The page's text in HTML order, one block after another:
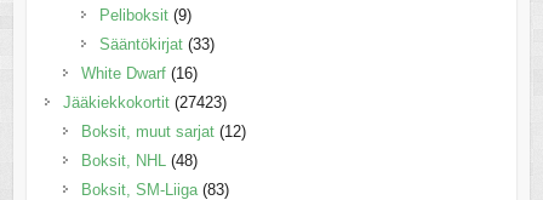
Peliboksit (9)
Sääntökirjat (33)
White Dwarf (16)
Jääkiekkokortit (27423)
Boksit, muut sarjat (12)
Boksit, NHL
(48)
Boksit, SM-Liiga (83)